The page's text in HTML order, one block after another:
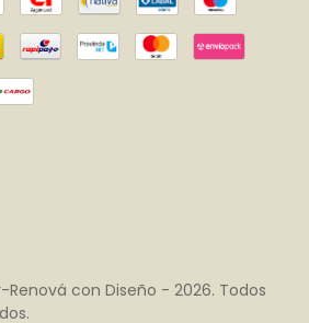
con Diseño - 2026. Todos